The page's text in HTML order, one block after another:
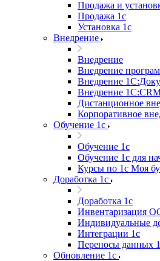
Продажа и
Продажа 1с
Установка 1с
Внедрение
Внедрение
Внедрение
Внедрение
Внедрение
Дистанционное
Корпоративное
Обучение 1с
Обучение 1с
Обучение 1с для
Курсы по 1с Моя
Доработка 1с
Доработка 1с
Инвентаризация
Индивидуальные
Интеграции 1с
Переносы данных
Обновление 1с